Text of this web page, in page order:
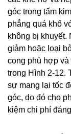
góc trong tấm
phẳng quá khổ
không bị
giảm hoặc loại
cong phù hợp và
trong Hình 2-12.
sự mang lại tốc
góc, do đó cho
kiệm chi phí